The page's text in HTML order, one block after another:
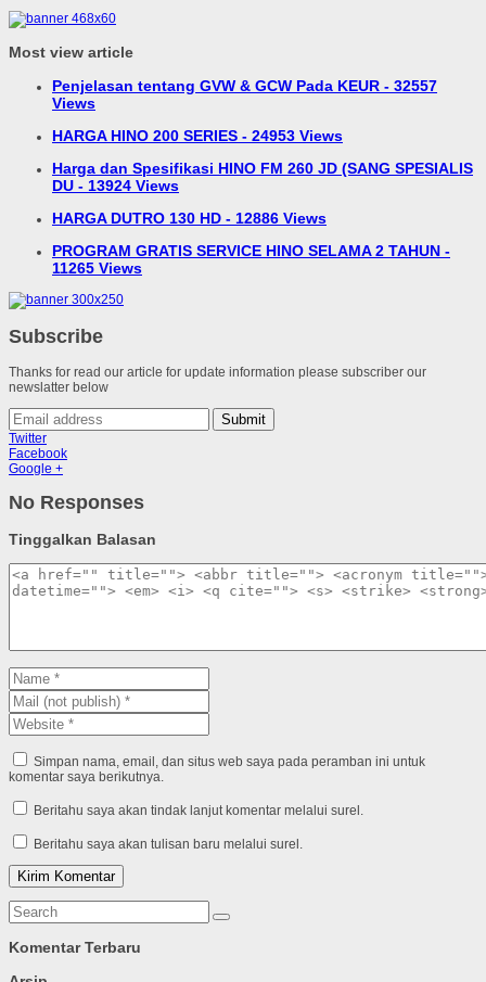
Most view article
Penjelasan tentang GVW & GCW Pada KEUR - 32557
Views
HARGA HINO 200 SERIES - 24953 Views
Harga dan Spesifikasi HINO FM 260 JD (SANG SPESIALIS
DU - 13924 Views
HARGA DUTRO 130 HD - 12886 Views
PROGRAM GRATIS SERVICE HINO SELAMA 2 TAHUN -
11265 Views
Subscribe
Thanks for read our article for update information please subscriber our
newslatter below
Submit
Twitter
Facebook
Google +
No Responses
Tinggalkan Balasan
Simpan nama, email, dan situs web saya pada peramban ini untuk
komentar saya berikutnya.
Beritahu saya akan tindak lanjut komentar melalui surel.
Beritahu saya akan tulisan baru melalui surel.
Komentar Terbaru